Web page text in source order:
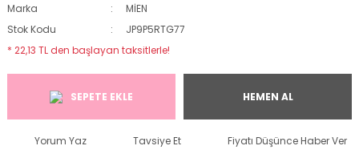
Marka
MİEN
Stok Kodu
JP9P5RTG77
* 22,13 TL den başlayan taksitlerle!
SEPETE EKLE HEMEN AL
Yorum Yaz Tavsiye Et Fiyatı Düşünce Haber Ver